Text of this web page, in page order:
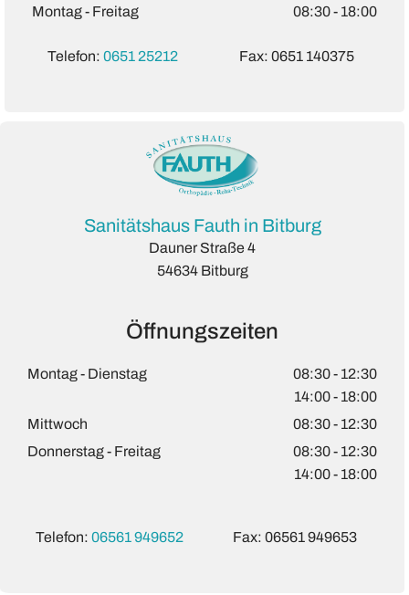
Montag - Freitag 08:30 - 18:00
Telefon: 0651 25212 Fax: 0651 140375
Sanitätshaus Fauth in Bitburg
Dauner Straße 4
54634 Bitburg
Öffnungszeiten
Montag - Dienstag
08:30 - 12:30
14:00 - 18:00
Mittwoch
08:30 - 12:30
Donnerstag - Freitag
08:30 - 12:30
14:00 - 18:00
Telefon: 06561 949652 Fax: 06561 949653